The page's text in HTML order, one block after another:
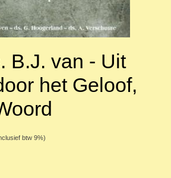
B.J. van - Uit
het Geloof,
btw 9%)